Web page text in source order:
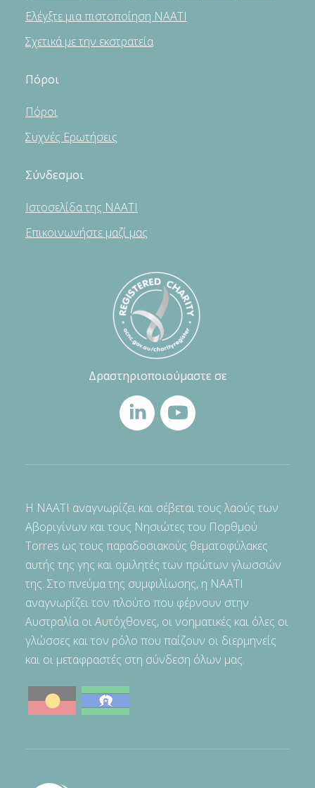
Ελέγξτε μια πιστοποίηση NAATI
Σχετικά με την εκστρατεία
Πόροι
Πόροι
Συχνές Ερωτήσεις
Σύνδεσμοι
Ιστοσελίδα της NAATI
Επικοινωνήστε μαζί μας
Δραστηριοποιούμαστε σε
Η NAATI αναγνωρίζει και σέβεται τους λαούς των
Αβοριγίνων και τους Νησιώτες του Πορθμού
Torres ως τους παραδοσιακούς θεματοφύλακες
αυτής της γης και ομιλητές των πρώτων γλωσσών
της. Στο πνεύμα της συμφιλίωσης, η NAATI
αναγνωρίζει τον πλούτο που φέρνουν στην
Αυστραλία οι Αυτόχθονες, οι νοηματικές και όλες οι
γλώσσες και τον ρόλο που παίζουν οι διερμηνείς
και οι μεταφραστές στη σύνδεση όλων μας.